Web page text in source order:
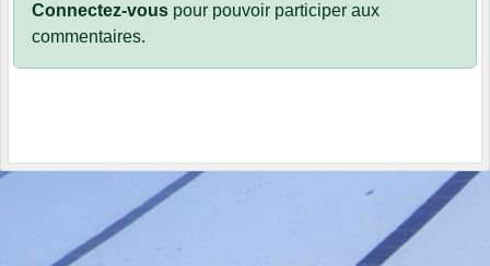
Connectez-vous pour pouvoir participer aux
commentaires.